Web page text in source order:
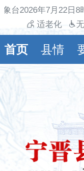
台2026年7月22日
适老化
首页 县情